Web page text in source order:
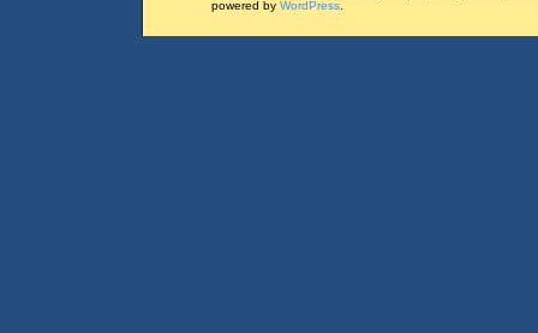
powered by WordPress.